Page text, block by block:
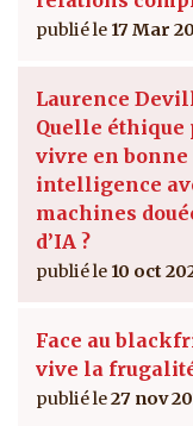
17 Mar
Laurence
Quelle éthique
vivre en bonne
intelligence
machines
d’IA ?
10 oct
Face au
vive la
27 nov